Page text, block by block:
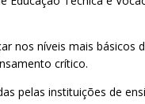
níveis mais
crítico.
pelas instituições de